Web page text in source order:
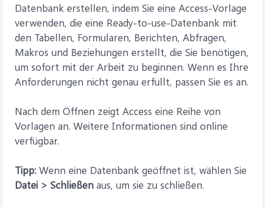
Datenbank erstellen, indem Sie eine Access-Vorlage
verwenden, die eine Ready-to-use-Datenbank mit
den Tabellen, Formularen, Berichten, Abfragen,
Makros und Beziehungen erstellt, die Sie benötigen,
um sofort mit der Arbeit zu beginnen. Wenn es Ihre
Anforderungen nicht genau erfüllt, passen Sie es an.
Nach dem Öffnen zeigt Access eine Reihe von
Vorlagen an. Weitere Informationen sind online
verfügbar.
Tipp: Wenn eine Datenbank geöffnet ist, wählen Sie
Datei > Schließen aus, um sie zu schließen.